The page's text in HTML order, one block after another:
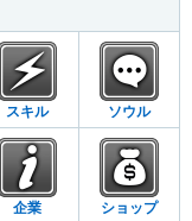
スキル ソウル
企業 ショップ